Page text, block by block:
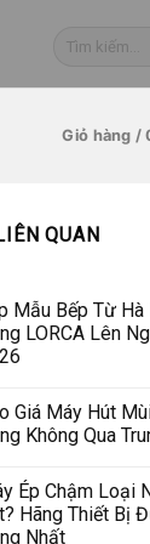
Tìm
Giỏ hàng /
QUAN
Mẫu Bếp Từ Hà
LORCA Lên
Giá Máy Hút
Không Qua
Ép Chậm Loại
Hãng Thiết Bị
Nhất